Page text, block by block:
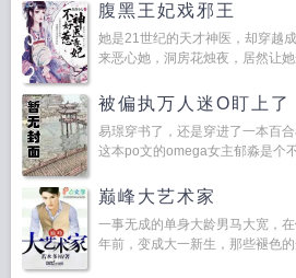
腹黑王妃戏邪王
她是21世纪的天才神医，却穿越
来恶心她，洞房花烛夜，居然让
被偏执万人迷O盯上了
易璟穿书了，还是穿进了一本百
这本po文的omega女主郁淼是个
巅峰大艺术家
一事无成的单身大龄男马大宽，
年前，变成大一新生，那些褪色